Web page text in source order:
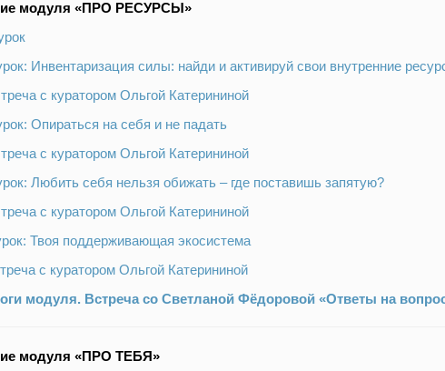
модуля «ПРО РЕСУРСЫ»
Инвентаризация силы: найди и активируй свои внутренние
с куратором Ольгой Катерининой
Опираться на себя и не падать
с куратором Ольгой Катерининой
Любить себя нельзя обижать – где поставишь запятую?
с куратором Ольгой Катерининой
Твоя поддерживающая экосистема
с куратором Ольгой Катерининой
модуля. Встреча со Светланой Фёдоровой «Ответы на
модуля «ПРО ТЕБЯ»